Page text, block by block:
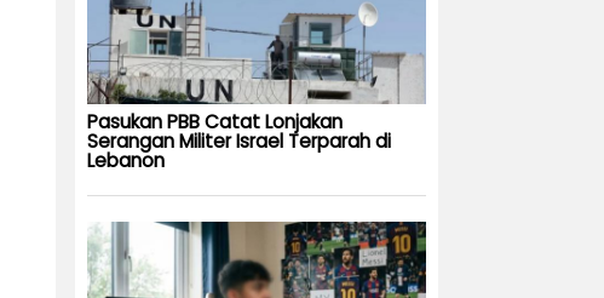
Pasukan PBB Catat Lonjakan
Serangan Militer Israel Terparah di
Lebanon